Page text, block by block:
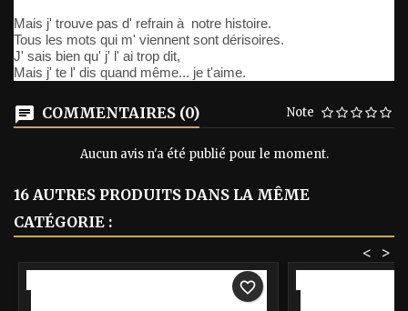
Mais j' trouve pas d' refrain à notre histoire.
Tous les mots qui m' viennent sont dérisoires.
J' sais bien qu' j' l' ai trop dit,
Mais j' te l' dis quand même... je t'aime.
COMMENTAIRES (0) Note
Aucun avis n'a été publié pour le moment.
16 AUTRES PRODUITS DANS LA MÊME
CATÉGORIE :
>
<
favorite_border